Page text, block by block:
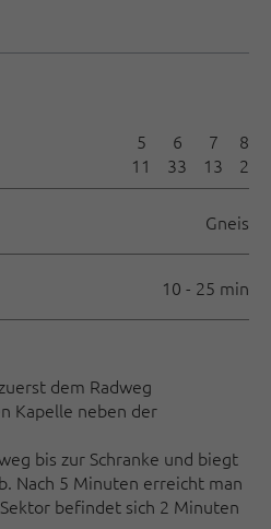
5
11
6
33
7
13
8
2
Gneis
10 - 25 min
dem Radweg
Kapelle neben der
bis zur Schranke und biegt
Nach 5 Minuten erreicht man
befindet sich 2 Minuten